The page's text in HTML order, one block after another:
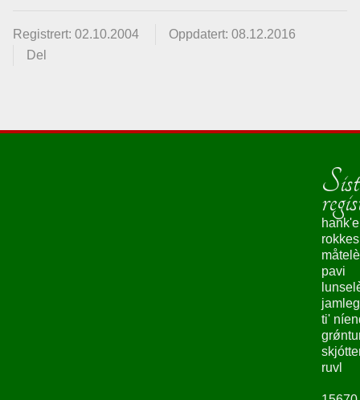
Registrert: 02.10.2004
Oppdatert: 08.12.2016
Del
hank'e
pavi
ti'
ruvl